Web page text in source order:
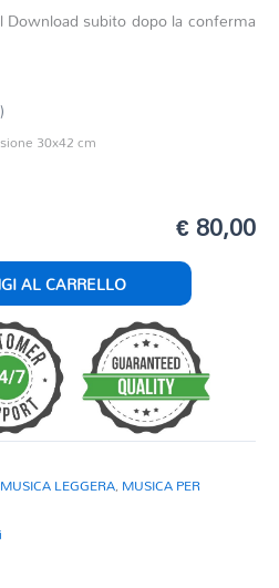
subito dopo la conferma
30x42 cm
€ 80,00
AL CARRELLO
MUSICA LEGGERA, MUSICA PER